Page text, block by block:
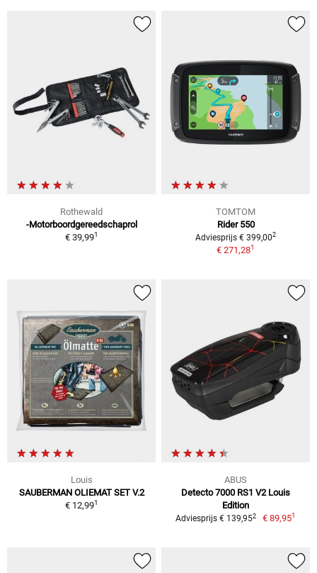
Rothewald
-Motorboordgereedschaprol
€ 39,991
TOMTOM
Rider 550
Adviesprijs € 399,002
€ 271,281
Louis
SAUBERMAN OLIEMAT SET V.2
€ 12,991
ABUS
Detecto 7000 RS1 V2 Louis
Edition
Adviesprijs € 139,952 € 89,951